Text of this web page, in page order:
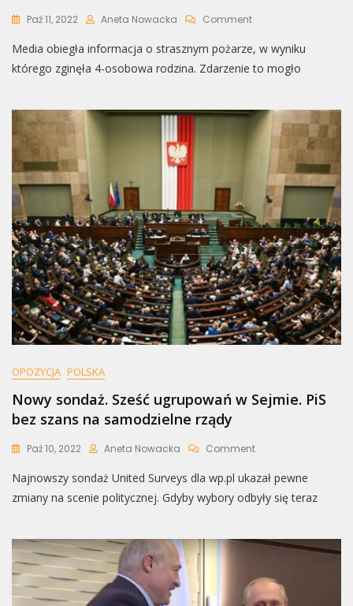
Paź 11, 2022 Aneta Nowacka CommentOn
4-
Osobowej
Rodziny
Pożarze.
Czy
Tuszowania
Zabójstwa?
Media obiegła informacja o strasznym pożarze, w wyniku
którego zginęła 4-osobowa rodzina. Zdarzenie to mogło
OPOZYCJA POLSKA
Nowy sondaż. Sześć ugrupowań w Sejmie. PiS
bez szans na samodzielne rządy
Paź 10, 2022 Aneta Nowacka CommentOn
Sondaż.
Sześć
Ugrupowań
Sejmie.
Szans
Na
Najnowszy sondaż United Surveys dla wp.pl ukazał pewne
zmiany na scenie politycznej. Gdyby wybory odbyły się teraz